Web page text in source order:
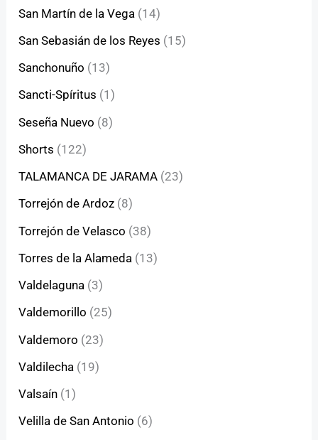
San Martín de la Vega (14)
San Sebasián de los Reyes (15)
Sanchonuño (13)
Sancti-Spíritus (1)
Seseña Nuevo (8)
Shorts (122)
TALAMANCA DE JARAMA (23)
Torrejón de Ardoz (8)
Torrejón de Velasco (38)
Torres de la Alameda (13)
Valdelaguna (3)
Valdemorillo (25)
Valdemoro (23)
Valdilecha (19)
Valsaín (1)
Velilla de San Antonio (6)